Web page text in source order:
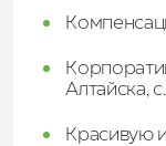
Алтайска,
Красивую